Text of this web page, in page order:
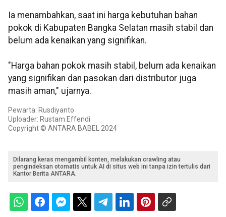
Ia menambahkan, saat ini harga kebutuhan bahan
pokok di Kabupaten Bangka Selatan masih stabil dan
belum ada kenaikan yang signifikan.
"Harga bahan pokok masih stabil, belum ada kenaikan
yang signifikan dan pasokan dari distributor juga
masih aman," ujarnya.
Pewarta: Rusdiyanto
Uploader: Rustam Effendi
Copyright © ANTARA BABEL 2024
Dilarang keras mengambil konten, melakukan crawling atau
pengindeksan otomatis untuk AI di situs web ini tanpa izin tertulis dari
Kantor Berita ANTARA.